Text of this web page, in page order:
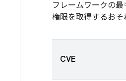
フレームワークの
権限を取得するおそ
CVE